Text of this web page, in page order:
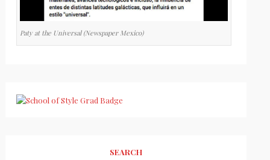
Paty at the Universal (Newspaper Mexico)
SEARCH